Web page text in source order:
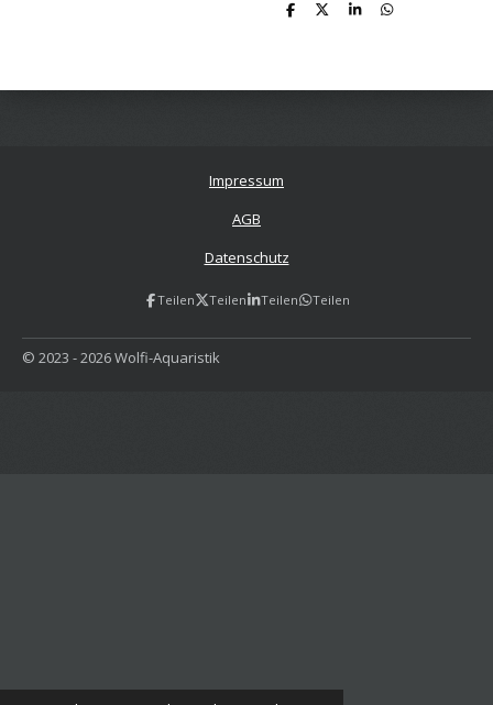
T
n
T
n
T
n
T
n
Impressum
AGB
Datenschutz
Teilen Teilen Teilen Teilen
© 2023 - 2026 Wolfi-Aquaristik